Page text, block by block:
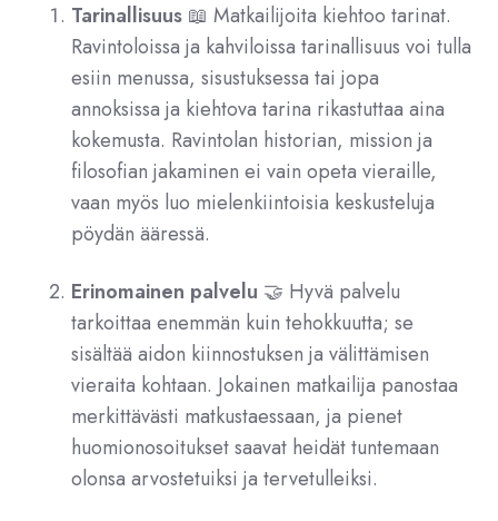
Tarinallisuus 📖 Matkailijoita kiehtoo tarinat.
Ravintoloissa ja kahviloissa tarinallisuus voi tulla
esiin menussa, sisustuksessa tai jopa
annoksissa ja kiehtova tarina rikastuttaa aina
kokemusta. Ravintolan historian, mission ja
filosofian jakaminen ei vain opeta vieraille,
vaan myös luo mielenkiintoisia keskusteluja
pöydän ääressä.
Erinomainen palvelu 🤝 Hyvä palvelu
tarkoittaa enemmän kuin tehokkuutta; se
sisältää aidon kiinnostuksen ja välittämisen
vieraita kohtaan. Jokainen matkailija panostaa
merkittävästi matkustaessaan, ja pienet
huomionosoitukset saavat heidät tuntemaan
olonsa arvostetuiksi ja tervetulleiksi.